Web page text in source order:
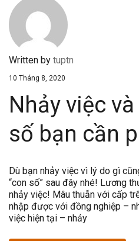
Written by tuptn
10 Tháng 8, 2020
Nhảy việc
số bạn cần
Dù bạn nhảy việc vì lý do gì
“con số” sau đây nhé! Lương
nhảy việc! Mâu thuẫn với cấp
nhập được với đồng nghiệp –
việc hiện tại – nhảy